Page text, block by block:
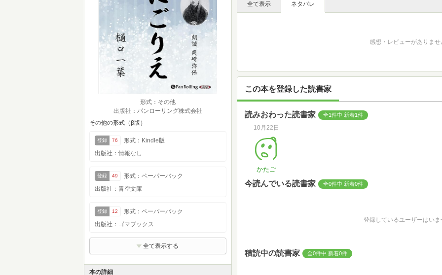
形式：その他
出版社：パンローリング株式会社
その他の形式（β版）
登録 76
形式：Kindle版
出版社：情報なし
登録 49
形式：ペーパーバック
出版社：青空文庫
登録 12
形式：ペーパーバック
出版社：ゴマブックス
全て表示する
本の詳細
全て表示 ネタバレ
感想・レビューがありませ
この本を登録した読書家
読みおわった読書家 全1件中 新着1件
10月22日
かたご
今読んでいる読書家 全0件中 新着0件
登録しているユーザーはいま
積読中の読書家 全0件中 新着0件